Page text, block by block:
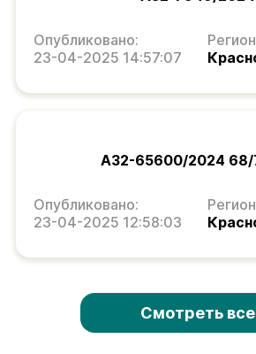
Опубликовано:
23-04-2025 14:57:07
А32-65600/2024 68/
Опубликовано:
23-04-2025 12:58:03
Смотреть все